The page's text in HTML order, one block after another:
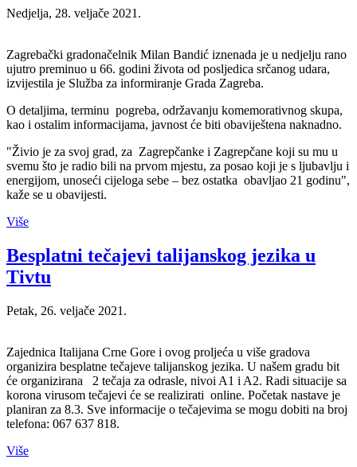
Nedjelja, 28. veljače 2021.
Zagrebački gradonačelnik Milan Bandić iznenada je u nedjelju rano
ujutro preminuo u 66. godini života od posljedica srčanog udara,
izvijestila je Služba za informiranje Grada Zagreba.
O detaljima, terminu pogreba, održavanju komemorativnog skupa,
kao i ostalim informacijama, javnost će biti obaviještena naknadno.
"Živio je za svoj grad, za Zagrepčanke i Zagrepčane koji su mu u
svemu što je radio bili na prvom mjestu, za posao koji je s ljubavlju i
energijom, unoseći cijeloga sebe – bez ostatka obavljao 21 godinu",
kaže se u obavijesti.
Više
Besplatni tečajevi talijanskog jezika u
Tivtu
Petak, 26. veljače 2021.
Zajednica Italijana Crne Gore i ovog proljeća u više gradova
organizira besplatne tečajeve talijanskog jezika. U našem gradu bit
će organizirana 2 tečaja za odrasle, nivoi A1 i A2. Radi situacije sa
korona virusom tečajevi će se realizirati online. Početak nastave je
planiran za 8.3. Sve informacije o tečajevima se mogu dobiti na broj
telefona: 067 637 818.
Više